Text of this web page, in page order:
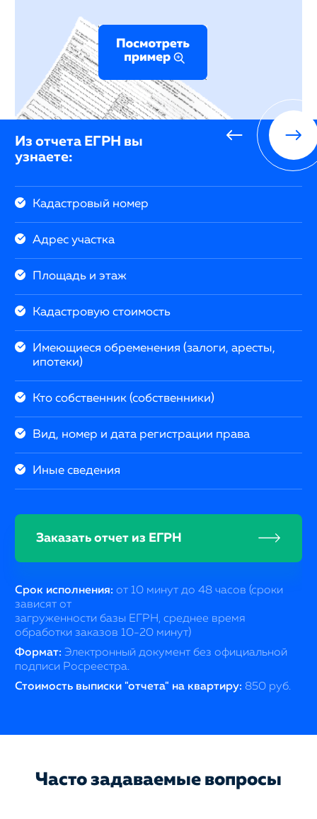
Из отчета ЕГРН вы
узнаете:
Кадастровый номер
Адрес участка
Площадь и этаж
Кадастровую стоимость
Имеющиеся обременения (залоги, аресты,
ипотеки)
Кто собственник (собственники)
Вид, номер и дата регистрации права
Иные сведения
Заказать отчет из ЕГРН
Срок исполнения: от 10 минут до 48 часов (сроки
зависят от
загруженности базы ЕГРН, среднее время
обработки заказов 10-20 минут)
Формат: Электронный документ без официальной
подписи Росреестра.
Стоимость выписки "отчета" на квартиру: 850 руб.
Часто задаваемые вопросы